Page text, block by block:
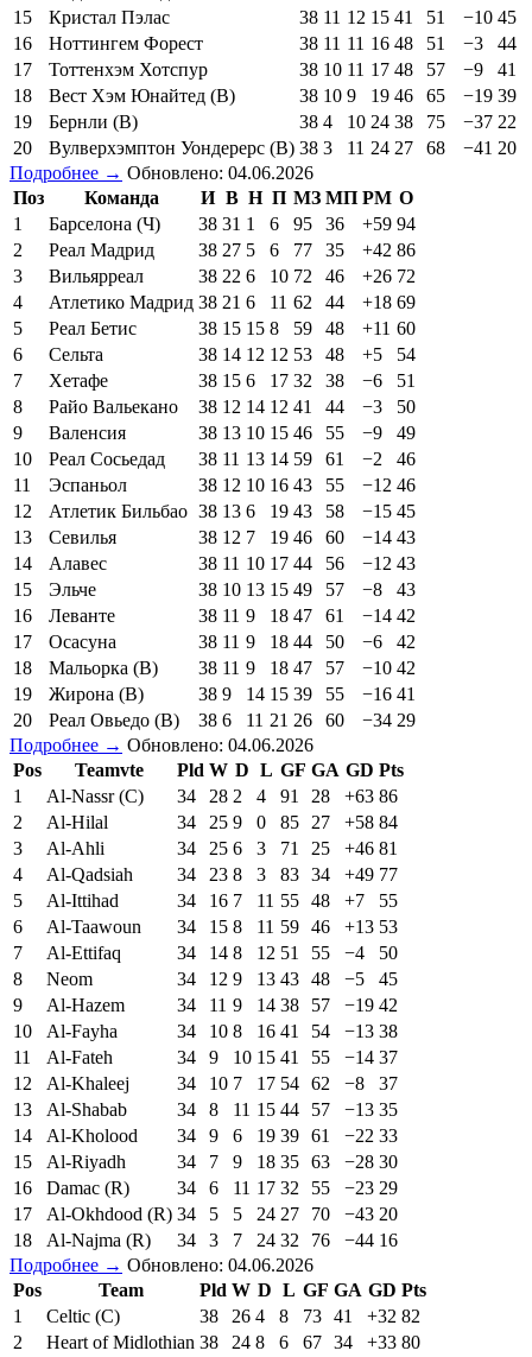
15
Кристал Пэлас 38 11 12 15 41 51 −10 45
16
Ноттингем Форест 38 11 11 16 48 51 −3
44
17
Тоттенхэм Хотспур 38 10 11 17 48 57 −9
41
18
Вест Хэм Юнайтед (В) 38 10 9 19 46 65 −19 39
19
Бернли (В) 38 4 10 24 38 75 −37 22
20
Вулверхэмптон Уондерерс (В) 38 3 11 24 27 68 −41 20
Подробнее → Обновлено: 04.06.2026
Поз
Команда И В Н П МЗ МП РМ О
1
Барселона (Ч) 38 31 1 6 95 36 +59 94
2
Реал Мадрид 38 27 5 6 77 35 +42 86
3
Вильярреал 38 22 6 10 72 46 +26 72
4
Атлетико Мадрид 38 21 6 11 62 44 +18 69
5
Реал Бетис 38 15 15 8 59 48 +11 60
6
Сельта 38 14 12 12 53 48 +5
54
7
Хетафе 38 15 6 17 32 38 −6
51
8
Райо Вальекано 38 12 14 12 41 44 −3
50
9
Валенсия 38 13 10 15 46 55 −9
49
10
Реал Сосьедад 38 11 13 14 59 61 −2
46
11
Эспаньол 38 12 10 16 43 55 −12 46
12
Атлетик Бильбао 38 13 6 19 43 58 −15 45
13
Севилья 38 12 7 19 46 60 −14 43
14
Алавес 38 11 10 17 44 56 −12 43
15
Эльче 38 10 13 15 49 57 −8
43
16
Леванте 38 11 9 18 47 61 −14 42
17
Осасуна 38 11 9 18 44 50 −6
42
18
Мальорка (В) 38 11 9 18 47 57 −10 42
19
Жирона (В) 38 9 14 15 39 55 −16 41
20
Реал Овьедо (В) 38 6 11 21 26 60 −34 29
Подробнее → Обновлено: 04.06.2026
Pos
Teamvte Pld W D L GF GA GD Pts
1
Al-Nassr (C) 34 28 2 4 91 28 +63 86
2
Al-Hilal 34 25 9 0 85 27 +58 84
3
Al-Ahli 34 25 6 3 71 25 +46 81
4
Al-Qadsiah 34 23 8 3 83 34 +49 77
5
Al-Ittihad 34 16 7 11 55 48 +7
55
6
Al-Taawoun 34 15 8 11 59 46 +13 53
7
Al-Ettifaq 34 14 8 12 51 55 −4
50
8
Neom 34 12 9 13 43 48 −5
45
9
Al-Hazem 34 11 9 14 38 57 −19 42
10
Al-Fayha 34 10 8 16 41 54 −13 38
11
Al-Fateh 34 9 10 15 41 55 −14 37
12
Al-Khaleej 34 10 7 17 54 62 −8
37
13
Al-Shabab 34 8 11 15 44 57 −13 35
14
Al-Kholood 34 9 6 19 39 61 −22 33
15
Al-Riyadh 34 7 9 18 35 63 −28 30
16
Damac (R) 34 6 11 17 32 55 −23 29
17
Al-Okhdood (R) 34 5 5 24 27 70 −43 20
18
Al-Najma (R) 34 3 7 24 32 76 −44 16
Подробнее → Обновлено: 04.06.2026
Pos
Team Pld W D L GF GA GD Pts
1
Celtic (C) 38 26 4 8 73 41 +32 82
2
Heart of Midlothian 38 24 8 6 67 34 +33 80